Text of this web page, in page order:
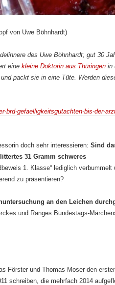
von Uwe Böhnhardt)
des Uwe Böhnhardt; gut 30
eine kleine Doktorin aus Thüringen in
packt sie in eine Tüte. Werden
brd-gefaelligkeitsgutachten-bis-der-
doch sehr interessieren: Sind
31 Gramm schweres
1. Klasse“ lediglich verbummelt
zu präsentieren?
an den Leichen
und Ranges Bundestags-
Förster und Thomas Moser den
schreiben, die mehrfach 2014